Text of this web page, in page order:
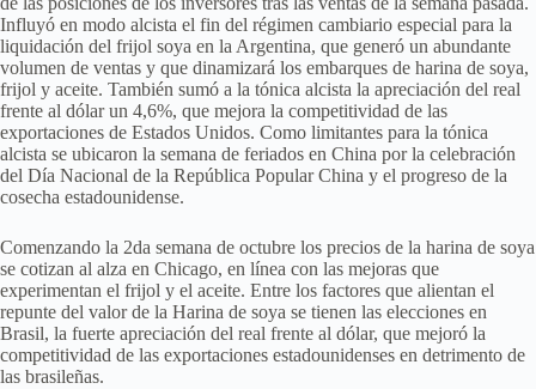
Influyó en modo alcista el fin del régimen cambiario especial para la
liquidación del frijol soya en la Argentina, que generó un abundante
volumen de ventas y que dinamizará los embarques de harina de soya,
frijol y aceite. También sumó a la tónica alcista la apreciación del real
frente al dólar un 4,6%, que mejora la competitividad de las
exportaciones de Estados Unidos. Como limitantes para la tónica
alcista se ubicaron la semana de feriados en China por la celebración
del Día Nacional de la República Popular China y el progreso de la
cosecha estadounidense.
Comenzando la 2da semana de octubre los precios de la harina de soya
se cotizan al alza en Chicago, en línea con las mejoras que
experimentan el frijol y el aceite. Entre los factores que alientan el
repunte del valor de la Harina de soya se tienen las elecciones en
Brasil, la fuerte apreciación del real frente al dólar, que mejoró la
competitividad de las exportaciones estadounidenses en detrimento de
las brasileñas.